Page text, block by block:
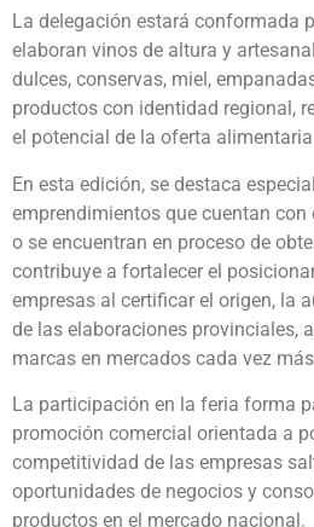
La delegación estará conformada
elaboran vinos de altura y
dulces, conservas, miel,
productos con identidad regional,
el potencial de la oferta
En esta edición, se destaca
emprendimientos que cuentan
o se encuentran en proceso de
contribuye a fortalecer el
empresas al certificar el origen, la
de las elaboraciones provinciales,
marcas en mercados cada vez
La participación en la feria forma
promoción comercial orientada a
competitividad de las empresas
oportunidades de negocios y
productos en el mercado nacional.